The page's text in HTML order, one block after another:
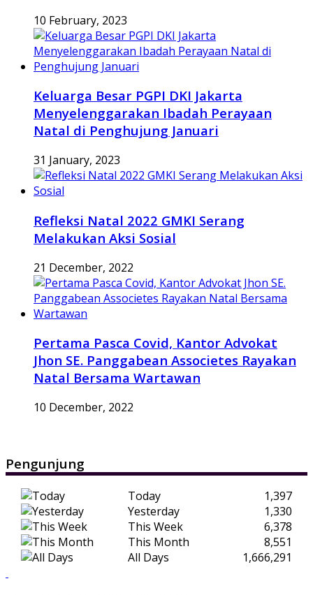
10 February, 2023
Keluarga Besar PGPI DKI Jakarta
Menyelenggarakan Ibadah Perayaan
Natal di Penghujung Januari
31 January, 2023
Refleksi Natal 2022 GMKI Serang
Melakukan Aksi Sosial
21 December, 2022
Pertama Pasca Covid, Kantor Advokat
Jhon SE. Panggabean Associetes Rayakan
Natal Bersama Wartawan
10 December, 2022
Pengunjung
Today
1,397
Yesterday
1,330
This Week
6,378
This Month
8,551
All Days
1,666,291